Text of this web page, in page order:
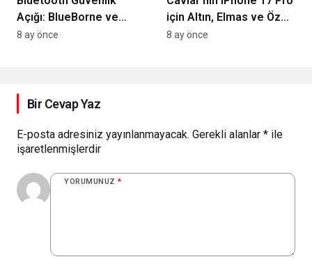
Açığı: BlueBorne ve
BlueSnarfing ileBir
8 ay önce
için Altın, Elmas ve Özel
Deriyle Hazırlandığı
8 ay önce
Bir Cevap Yaz
E-posta adresiniz yayınlanmayacak. Gerekli alanlar * ile
işaretlenmişlerdir
YORUMUNUZ *